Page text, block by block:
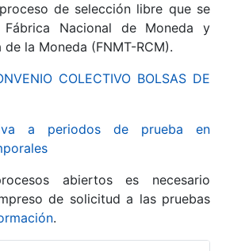
de selección libre que se
Nacional de Moneda y
la Moneda (FNMT-RCM).
COLECTIVO BOLSAS DE
a periodos de prueba en
abiertos es necesario
de solicitud a las pruebas
.